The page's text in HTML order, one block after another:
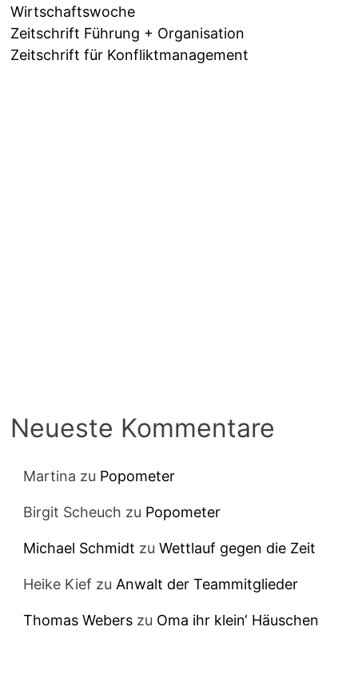
Wirtschaftswoche
Zeitschrift Führung + Organisation
Zeitschrift für Konfliktmanagement
Neueste Kommentare
Martina zu Popometer
Birgit Scheuch zu Popometer
Michael Schmidt zuWettlauf gegen die Zeit
Heike Kief zu Anwalt der Teammitglieder
Thomas Webers zu Oma ihr klein‘ Häuschen